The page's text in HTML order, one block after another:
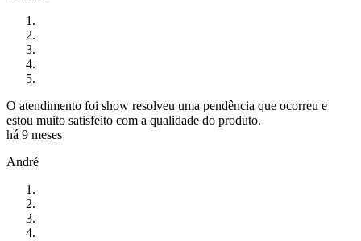
O atendimento foi show resolveu uma pendência que ocorreu e
estou muito satisfeito com a qualidade do produto.
há 9 meses
André